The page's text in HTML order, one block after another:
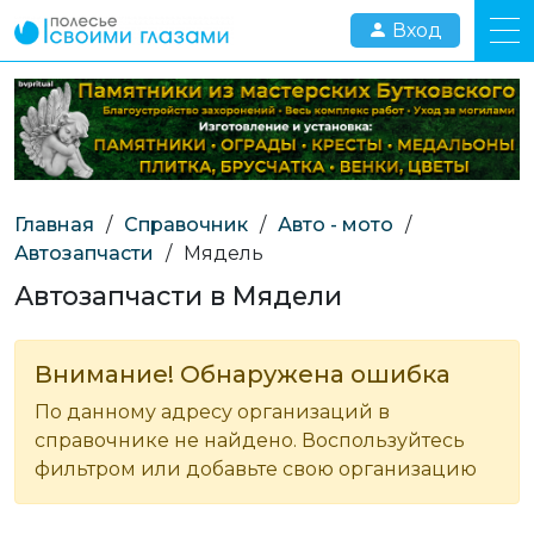
Вход
Главная / Справочник / Авто - мото /
Автозапчасти
/ Мядель
Автозапчасти в Мядели
Внимание! Обнаружена ошибка
По данному адресу организаций в
справочнике не найдено. Воспользуйтесь
фильтром или добавьте свою организацию